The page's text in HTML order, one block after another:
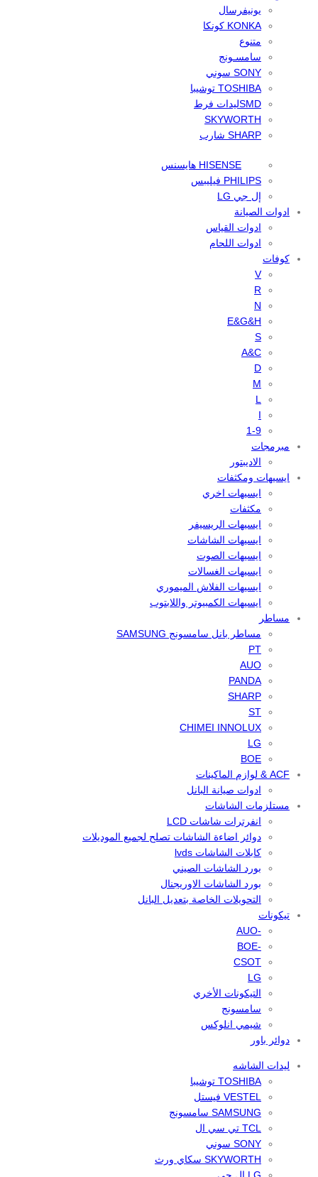
يونيفرسال
KONKA كونكا
متنوع
سامسـونج
SONY سوني
TOSHIBA توشيبا
SMDليدات فرط
SKYWORTH
SHARP شارب
HISENSE هايسنس
PHILIPS فيليبس
إل جي LG
ادوات الصيانة
ادوات القياس
ادوات اللحام
كوفات
V
R
N
E&G&H
S
A&C
D
M
L
I
1-9
مبرمجات
الاديبتور
ايسيهات ومكثفات
ايسيهات اخري
مكثفات
ايسيهات الريسيفر
ايسيهات الشاشات
ايسيهات الصوت
ايسيهات الغسالات
ايسيهات الفلاش الميموري
ايسيهات الكمبيوتر واللابتوب
مساطر
مساطر بانل سامسونج SAMSUNG
PT
AUO
PANDA
SHARP
ST
CHIMEI INNOLUX
LG
BOE
ACF & لوازم الماكينات
ادوات صيانة البانل
مستلزمات الشاشات
انفرترات شاشات LCD
دوائر اضاءة الشاشات تصلح لجميع الموديلات
كابلات الشاشات lvds
بورد الشاشات الصيني
بورد الشاشات الاوريجنال
التحويلات الخاصة بتعديل البانل
تيكونات
-AUO
-BOE
CSOT
LG
التيكونات الأخري
سامسونج
شيمي انلوكس
دوائر باور
ليدات الشاشه
TOSHIBA توشيبا
VESTEL فيستل
SAMSUNG سامسونج
TCL تي سي ال
SONY سوني
SKYWORTH سكاي ورث